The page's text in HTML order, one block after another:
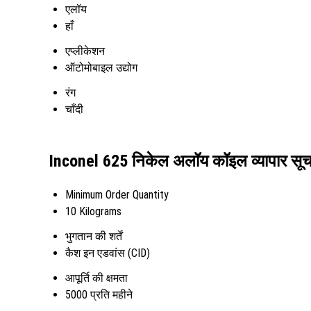
एलॉय
हाँ
एप्लीकेशन
ऑटोमोबाइल उद्योग
रंग
चाँदी
Inconel 625 निकेल अलॉय कॉइल व्यापार
Minimum Order Quantity
10 Kilograms
भुगतान की शर्तें
कैश इन एडवांस (CID)
आपूर्ति की क्षमता
5000 प्रति महीने